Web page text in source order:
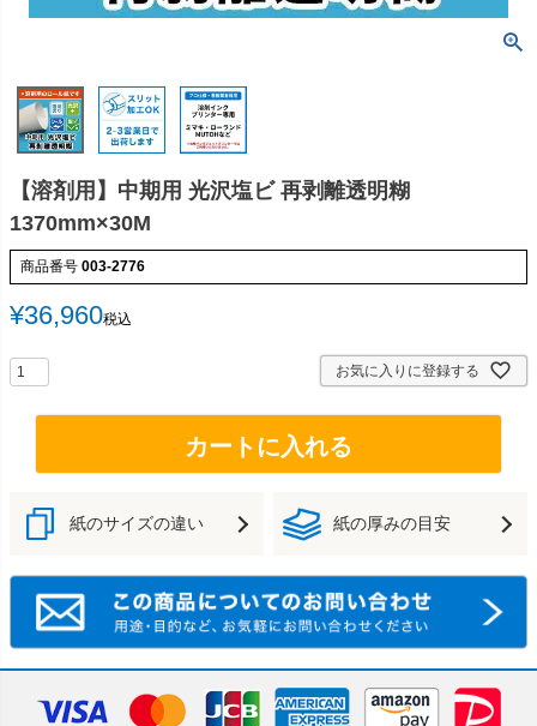
【溶剤用】中期用 光沢塩ビ 再剥離透明糊
1370mm×30M
商品番号 003-2776
¥36,960税込
お気に入りに登録する
カートに入れる
紙のサイズの違い 紙の厚みの目安